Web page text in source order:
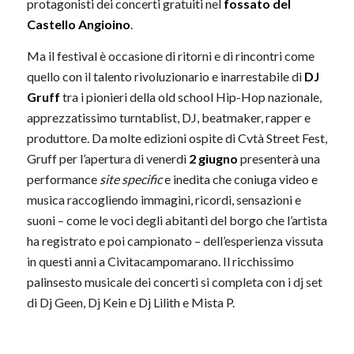
protagonisti dei concerti gratuiti nel fossato del
Castello Angioino.
Ma il festival è occasione di ritorni e di rincontri come
quello con il talento rivoluzionario e inarrestabile di DJ
Gruff tra i pionieri della old school Hip-Hop nazionale,
apprezzatissimo turntablist, DJ, beatmaker, rapper e
produttore. Da molte edizioni ospite di Cvtà Street Fest,
Gruff per l’apertura di venerdì 2 giugno presenterà una
performance site specifice inedita che coniuga video e
musica raccogliendo immagini, ricordi, sensazioni e
suoni – come le voci degli abitanti del borgo che l’artista
ha registrato e poi campionato – dell’esperienza vissuta
in questi anni a Civitacampomarano. Il ricchissimo
palinsesto musicale dei concerti si completa con i dj set
di Dj Geen, Dj Kein e Dj Lilith e Mista P.